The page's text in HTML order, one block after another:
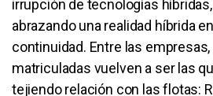
irrupción de tecnologías
abrazando una realidad híbrida
continuidad. Entre las
matriculadas vuelven a ser las
tejiendo relación con las flotas: